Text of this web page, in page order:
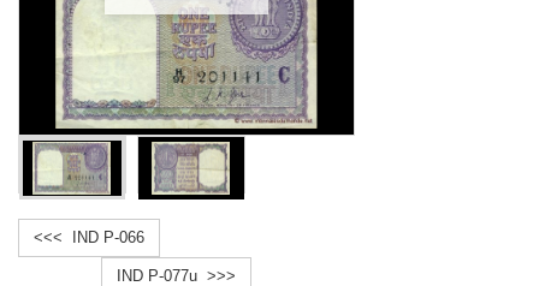
<<< IND P-066
IND P-077u >>>